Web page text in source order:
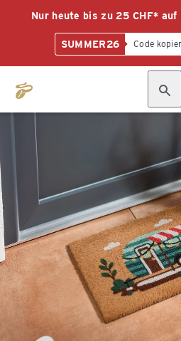
Nur heute bis zu 25 CHF*
SUMMER26 Code